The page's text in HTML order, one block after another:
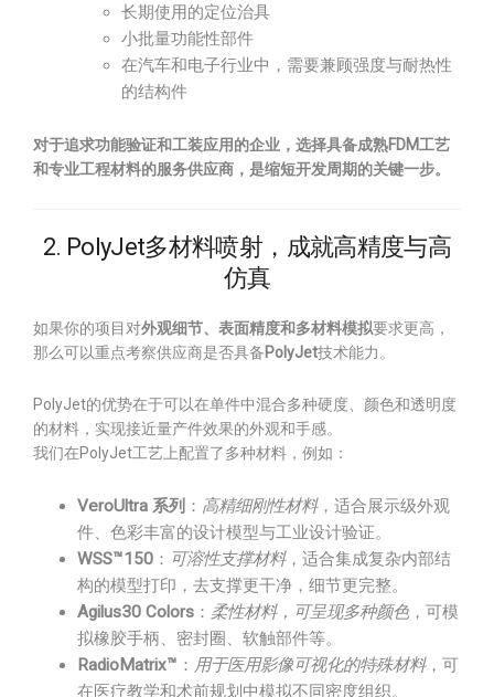
长期使用的定位治具
小批量功能性部件
在汽车和电子行业中，需要兼顾强度与耐热性
的结构件
对于追求功能验证和工装应用的企业，选择具备成熟FDM工艺
和专业工程材料的服务供应商，是缩短开发周期的关键一步。
2. PolyJet多材料喷射，成就高精度与高
仿真
如果你的项目对外观细节、表面精度和多材料模拟要求更高，
那么可以重点考察供应商是否具备PolyJet技术能力。
PolyJet的优势在于可以在单件中混合多种硬度、颜色和透明度
的材料，实现接近量产件效果的外观和手感。
我们在PolyJet工艺上配置了多种材料，例如：
VeroUltra 系列 ： 高精细刚性材料，适合展示级外观
件、色彩丰富的设计模型与工业设计验证。
WSS™150 ： 可溶性支撑材料，适合集成复杂内部结
构的模型打印，去支撑更干净，细节更完整。
Agilus30 Colors ： 柔性材料，可呈现多种颜色 ，可模
拟橡胶手柄、密封圈、软触部件等。
RadioMatrix™ ： 用于医用影像可视化的特殊材料，可
在医疗教学和术前规划中模拟不同密度组织。